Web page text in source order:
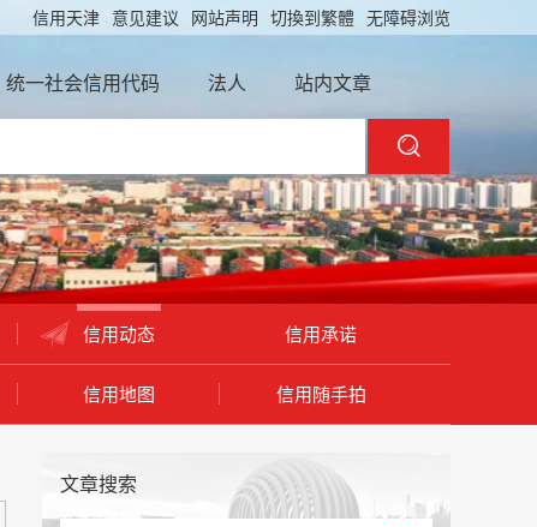
无障碍浏览
切換到繁體
网站声明
意见建议
信用天津
统一社会信用代码 法人 站内文章
信用动态 信用承诺
信用地图 信用随手拍
文章搜索